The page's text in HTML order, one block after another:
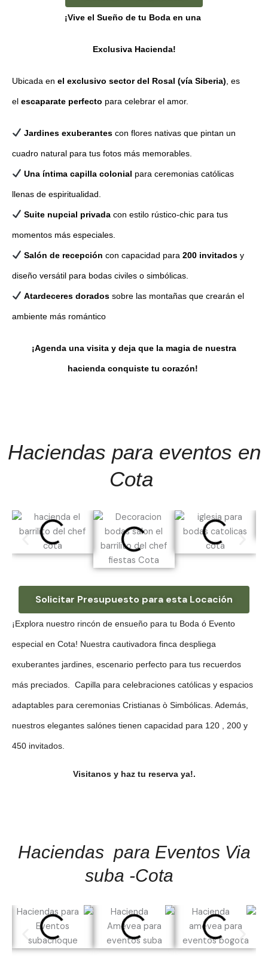
¡Vive el Sueño de tu Boda en una
Exclusiva Hacienda!
Ubicada en el exclusivo sector del Rosal (vía Siberia) , es
el escaparate perfecto para celebrar el amor.
Jardines exuberantescon flores nativas que pintan un
cuadro natural para tus fotos más memorables.
Una íntima capilla colonial para ceremonias católicas
llenas de espiritualidad.
Suite nupcial privadacon estilo rústico-chic para tus
momentos más especiales.
Salón de recepción con capacidad para 200 invitadosy
diseño versátil para bodas civiles o simbólicas.
Atardeceres doradossobre las montañas que crearán el
ambiente más romántico
¡Agenda una visita y deja que la magia de nuestra
hacienda conquiste tu corazón!
Haciendas para eventos en
Cota
Solicitar Presupuesto para esta Locación
¡Explora nuestro rincón de ensueño para tu Boda ó Evento
especial en Cota! Nuestra cautivadora finca despliega
exuberantes jardines, escenario perfecto para tus recuerdos
más preciados. Capilla para celebraciones católicas y espacios
adaptables para ceremonias Cristianas ò Simbólicas. Además,
nuestros elegantes salónes tienen capacidad para 120 , 200 y
450 invitados.
Visitanos y haz tu reserva ya!.
Haciendas para Eventos Via
suba -Cota